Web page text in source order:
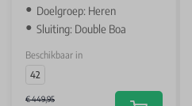
Doelgroep: Heren
Sluiting: Double Boa
Beschikbaar in
42
€ 449,95